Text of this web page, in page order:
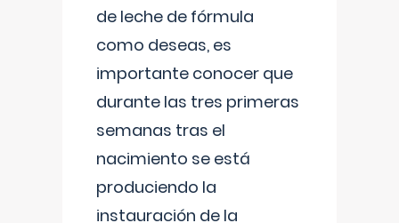
de leche de fórmula
como deseas, es
importante conocer que
durante las tres primeras
semanas tras el
nacimiento se está
produciendo la
instauración de la